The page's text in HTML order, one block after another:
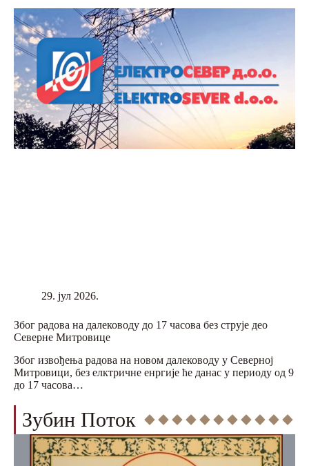
29. јул 2026.
Због радова на далеководу до 17 часова без струје део
Северне Митровице
Због извођења радова на новом далеководу у Северној
Митровици, без елктричне енргије ће данас у периоду од 9
до 17 часова…
Зубин Поток